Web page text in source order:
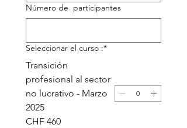
Número de participantes
Seleccionar el curso :*
Transición
profesional al sector
no lucrativo - Marzo
2025
CHF 460